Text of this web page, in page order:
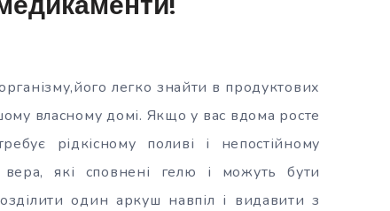
легко знайти в продуктових
власному домі. Якщо у вас вдома росте
рідкісному поливі і непостійному
вера, які сповнені гелю і можуть бути
один аркуш навпіл і видавити з